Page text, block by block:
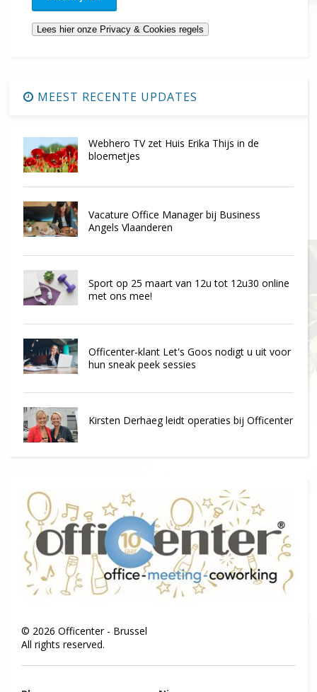
MEEST RECENTE UPDATES
Webhero TV zet Huis Erika Thijs in de
bloemetjes
Vacature Office Manager bij Business
Angels Vlaanderen
Sport op 25 maart van 12u tot 12u30 online
met ons mee!
Officenter-klant Let's Goos nodigt u uit voor
hun sneak peek sessies
Kirsten Derhaeg leidt operaties bij Officenter
© 2026 Officenter - Brussel
All rights reserved.